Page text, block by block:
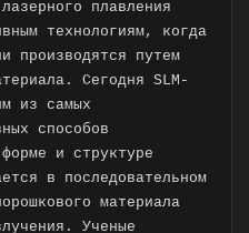
плавления
технологиям, когда
производятся путем
Сегодня SLM-
из самых
способов
и структуре
в последовательном
материала
Ученые